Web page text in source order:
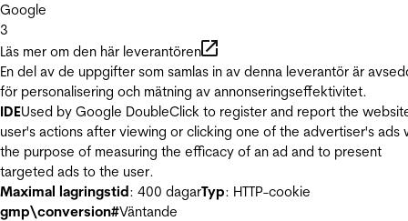
Google
3
Läs mer om den här leverantören
En del av de uppgifter som samlas in av denna leverantör är
för personalisering och mätning av annonseringseffektivitet.
IDEUsed by Google DoubleClick to register and report the
user's actions after viewing or clicking one of the advertiser's ads
the purpose of measuring the efficacy of an ad and to present
targeted ads to the user.
Maximal lagringstid: 400 dagarTyp: HTTP-cookie
gmp\conversion#Väntande